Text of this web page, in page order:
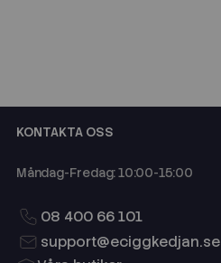
KONTAKTA OSS
Måndag-Fredag: 10:00-15:00
08 400 66 101
support@eciggkedjan.se